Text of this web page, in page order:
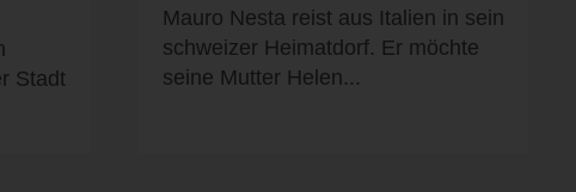
Stadt
Mauro Nesta reist aus Italien in sein
schweizer Heimatdorf. Er möchte
seine Mutter Helen...